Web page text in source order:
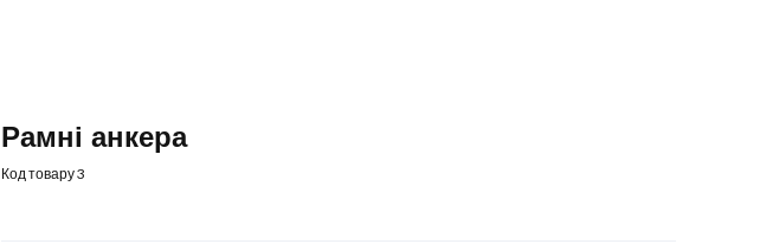
Рамні анкера
Код товару 3